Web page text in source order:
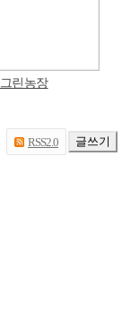
린농장
RSS2.0 글쓰기